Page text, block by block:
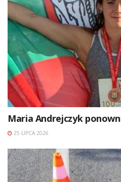
Maria Andrejczyk
25 LIPCA 2026